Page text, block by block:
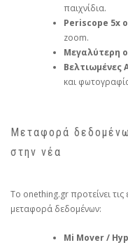
παιχνίδια.
Periscope 5x
zoom.
Μεγαλύτερη
Βελτιωμένες
και
Μεταφορά
στην νέα
Το onething.gr προτείνει
μεταφορά δεδομένων:
Mi Mover /